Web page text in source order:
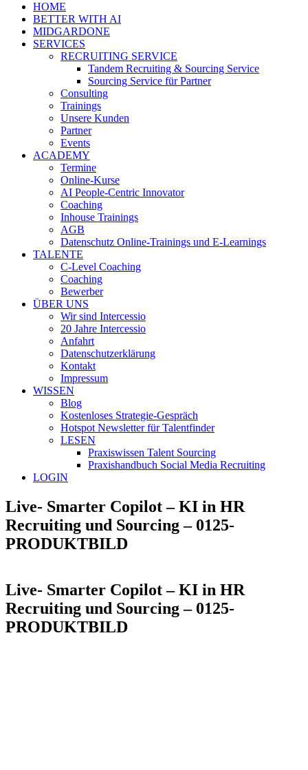
HOME
BETTER WITH AI
MIDGARDONE
SERVICES
RECRUITING SERVICE
Tandem Recruiting & Sourcing Service
Sourcing Service für Partner
Consulting
Trainings
Unsere Kunden
Partner
Events
ACADEMY
Termine
Online-Kurse
AI People-Centric Innovator
Coaching
Inhouse Trainings
AGB
Datenschutz Online-Trainings und E-Learnings
TALENTE
C-Level Coaching
Coaching
Bewerber
ÜBER UNS
Wir sind Intercessio
20 Jahre Intercessio
Anfahrt
Datenschutzerklärung
Kontakt
Impressum
WISSEN
Blog
Kostenloses Strategie-Gespräch
Hotspot Newsletter für Talentfinder
LESEN
Praxiswissen Talent Sourcing
Praxishandbuch Social Media Recruiting
LOGIN
Live- Smarter Copilot – KI in HR
Recruiting und Sourcing – 0125-
PRODUKTBILD
Live- Smarter Copilot – KI in HR
Recruiting und Sourcing – 0125-
PRODUKTBILD